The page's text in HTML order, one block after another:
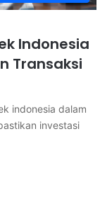
Indonesia
Transaksi
indonesia dalam
investasi